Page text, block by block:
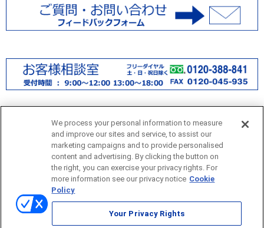
サイトマップ
当サイトのご利用にあたって
We process your personal information to measure
and improve our sites and service, to assist our
marketing campaigns and to provide personalised
content and advertising. By clicking the button on
the right, you can exercise your privacy rights. For
more information see our privacy notice Cookie
Policy
Your Privacy Rights